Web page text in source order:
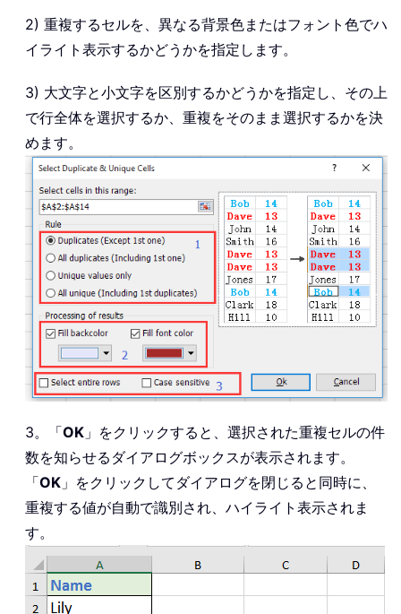
2) 重複するセルを、異なる背景色またはフォント色でハ
イライト表示するかどうかを指定します。
3) 大文字と小文字を区別するかどうかを指定し、その上
で行全体を選択するか、重複をそのまま選択するかを決
めます。
3。「OK 」をクリックすると、選択された重複セルの件
数を知らせるダイアログボックスが表示されます。
「OK 」をクリックしてダイアログを閉じると同時に、
重複する値が自動で識別され、ハイライト表示されま
す。